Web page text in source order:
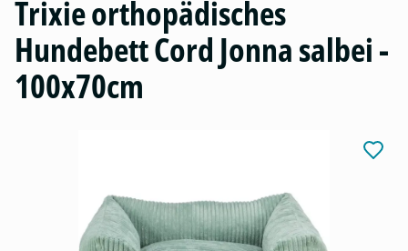
Trixie orthopädisches
Hundebett Cord Jonna salbei -
100x70cm